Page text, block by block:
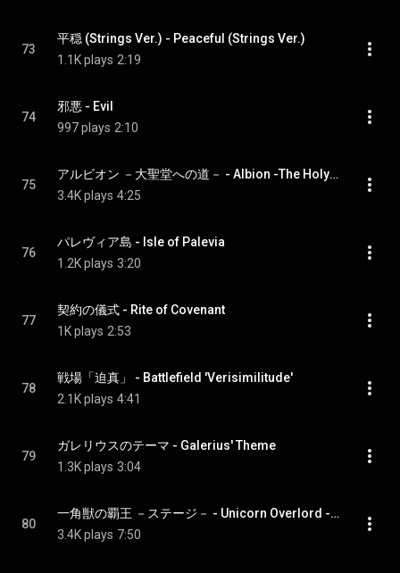
73
平穏 (Strings Ver.) - Peaceful (Strings Ver.)
1.1K plays 2:19
74
邪悪 - Evil
997 plays 2:10
75
アルビオン －大聖堂への道－ - Albion -The Holy March-
3.4K plays 4:25
76
パレヴィア島 - Isle of Palevia
1.2K plays 3:20
77
契約の儀式 - Rite of Covenant
1K plays 2:53
78
戦場「迫真」 - Battlefield 'Verisimilitude'
2.1K plays 4:41
79
ガレリウスのテーマ - Galerius' Theme
1.3K plays 3:04
80
一角獣の覇王 －ステージ－ - Unicorn Overlord -Stage-
3.4K plays 7:50